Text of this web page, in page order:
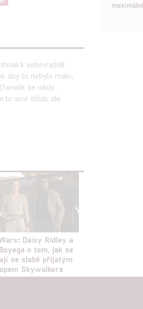
k sebevraždě.
aby to nebylo málo,
se nikdy
to sice dělali, ale
Daisy Ridley a
o tom, jak se
se slabě přijatým
Skywalkera